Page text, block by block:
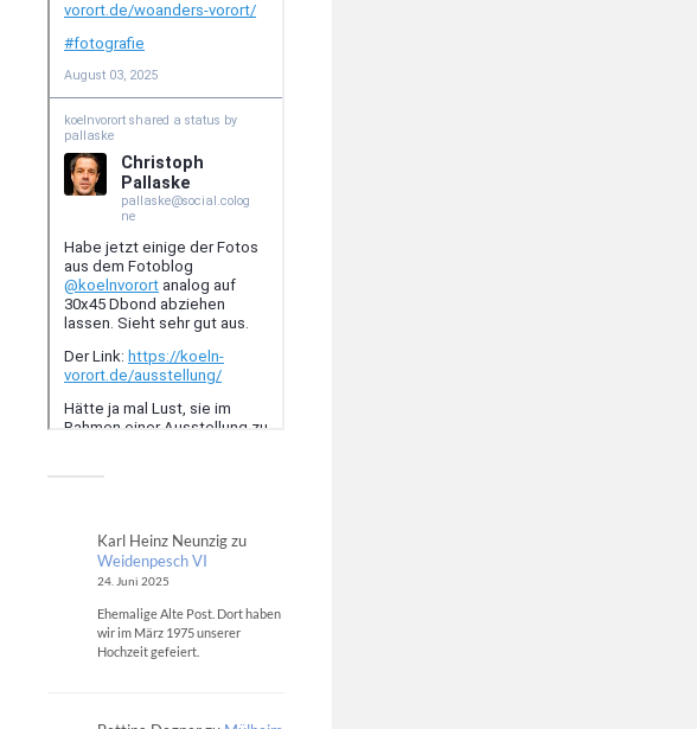
Karl Heinz Neunzigzu
Weidenpesch VI
24. Juni 2025
Ehemalige Alte Post. Dort haben
wir im März 1975 unserer
Hochzeit gefeiert.